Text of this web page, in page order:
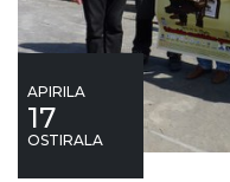
APIRILA
17
OSTIRALA